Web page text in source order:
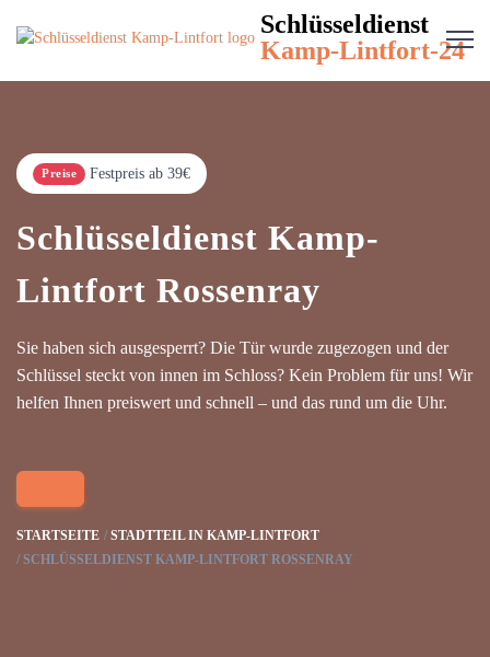
Schlüsseldienst
Kamp-Lintfort-24
Preise Festpreis ab 39€
Schlüsseldienst Kamp-
Lintfort Rossenray
Sie haben sich ausgesperrt? Die Tür wurde zugezogen und der
Schlüssel steckt von innen im Schloss? Kein Problem für uns! Wir
helfen Ihnen preiswert und schnell – und das rund um die Uhr.
STARTSEITE
STADTTEIL IN KAMP-LINTFORT
SCHLÜSSELDIENST KAMP-LINTFORT ROSSENRAY